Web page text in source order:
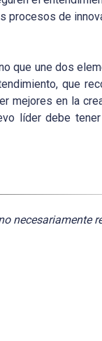
procesos de
que une dos
que
mejores en la
líder debe
necesariamente